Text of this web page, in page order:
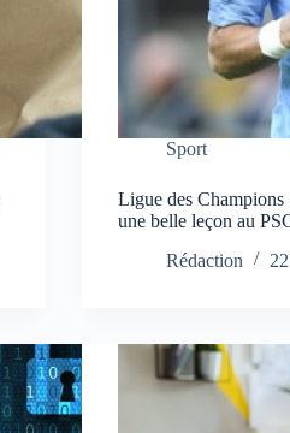
Sport
Ligue des
une belle leçon au
Rédaction